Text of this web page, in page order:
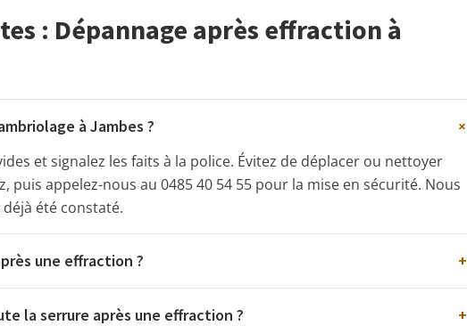
: Dépannage après effraction à
à Jambes ? +
et signalez les faits à la police. Évitez de déplacer ou nettoyer
puis appelez-nous au 0485 40 54 55 pour la mise en sécurité. Nous
été constaté.
une effraction ? +
la serrure après une effraction ? +